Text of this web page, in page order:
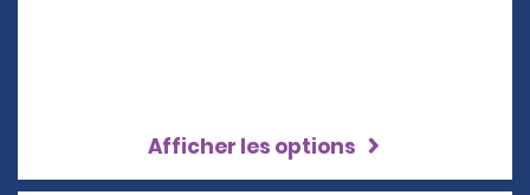
Afficher les options